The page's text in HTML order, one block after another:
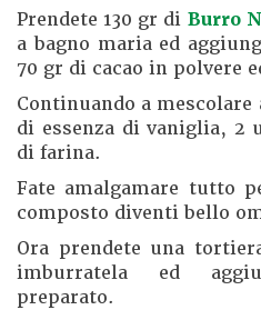
Prendete 130 gr di Burro
a bagno maria ed
70 gr di cacao in polvere
Continuando a
di essenza di vaniglia, 2
di farina.
Fate amalgamare tutto
composto diventi bello
Ora prendete una
imburratela ed
preparato.